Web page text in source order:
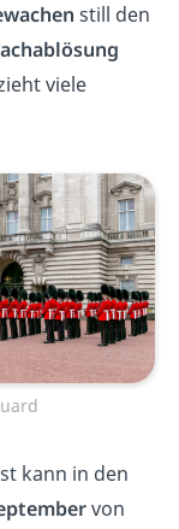
still den
viele
kann in den
von